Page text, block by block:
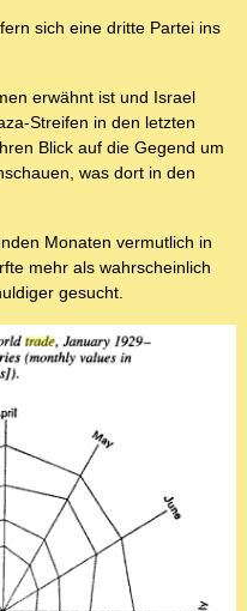
sich eine dritte Partei ins
erwähnt ist und Israel
Streifen in den letzten
Blick auf die Gegend um
was dort in den
Monaten vermutlich in
mehr als wahrscheinlich
gesucht.